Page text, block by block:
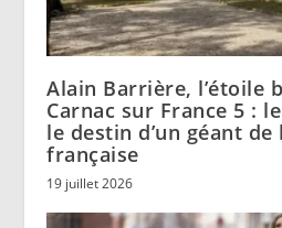
Alain Barrière, l’étoile
Carnac sur France 5 :
le destin d’un géant de
française
19 juillet 2026